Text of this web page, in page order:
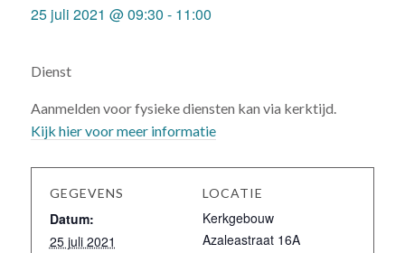
25 juli 2021 @ 09:30 - 11:00
Dienst
Aanmelden voor fysieke diensten kan via kerktijd.
Kijk hier voor meer informatie
GEGEVENS
Datum:
25 juli 2021
LOCATIE
Kerkgebouw
Azaleastraat 16A